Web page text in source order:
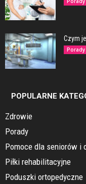
Czym
Porady
POPULARNE
Zdrowie
Porady
Pomoce dla seniorów i
Piłki rehabilitacyjne
Poduszki ortopedyczne